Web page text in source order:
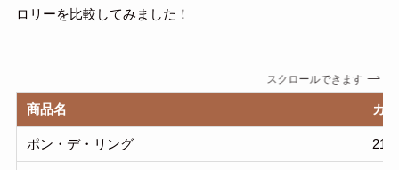
ロリーを比較してみました！
スクロールできます
商品名 カ
ポン・デ・リング